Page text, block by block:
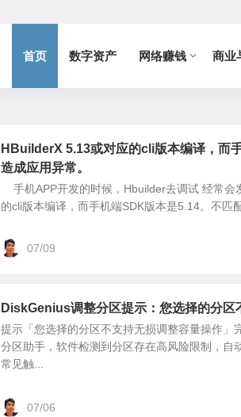
首页 数字资产 网络赚钱 商业
HBuilderX 5.13或对应的cli版本编译，而
造成应用异常。
手机APP开发的时候，Hbuilder去调试 经常会
的cli版本编译，而手机端SDK版本是5.14。不匹
07/09
DiskGenius调整分区提示：您选择的分区
提示「您选择的分区不支持无损调整容量操作
分区助手，软件检测到分区存在高风险限制，
常见触...
07/06